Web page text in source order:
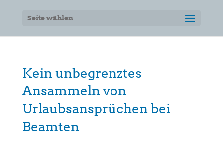
Seite wählen
Kein unbegrenztes
Ansammeln von
Urlaubsansprüchen bei
Beamten